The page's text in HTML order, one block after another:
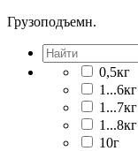
Грузоподъемн.
0,5кг
1...6кг
1...7кг
1...8кг
10г